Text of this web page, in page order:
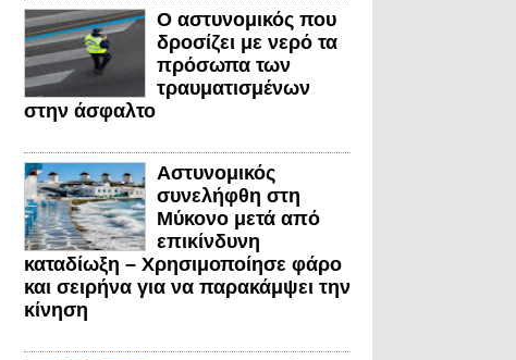
Ο αστυνομικός που
δροσίζει με νερό τα
πρόσωπα των
τραυματισμένων
στην άσφαλτο
Αστυνομικός
συνελήφθη στη
Μύκονο μετά από
επικίνδυνη
καταδίωξη – Χρησιμοποίησε φάρο
και σειρήνα για να παρακάμψει την
κίνηση